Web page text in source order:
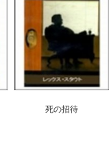
死の招待